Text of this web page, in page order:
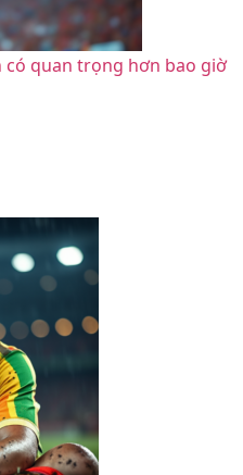
có quan trọng hơn bao giờ